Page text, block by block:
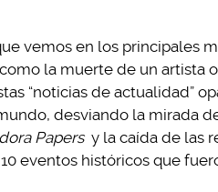
vemos en los principales
la muerte de un artista
“noticias de actualidad”
desviando la mirada
Papers y la caída de las
eventos históricos que